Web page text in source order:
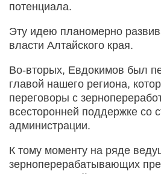
потенциала.
Эту идею планомерно
власти Алтайского края.
Во-вторых, Евдокимов был
главой нашего региона,
переговоры с
всесторонней поддержке со
администрации.
К тому моменту на ряде
зерноперерабатывающих